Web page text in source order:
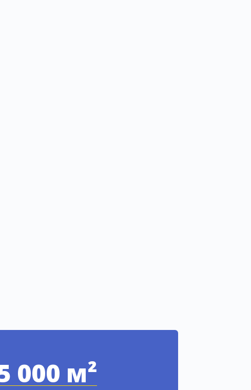
000 м²